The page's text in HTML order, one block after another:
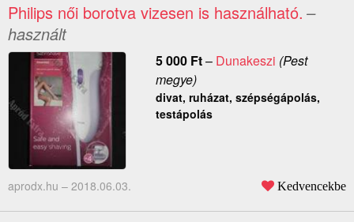
Philips női borotva vizesen is használható. –
használt
5 000 Ft– Dunakeszi (Pest
megye)
divat, ruházat, szépségápolás,
testápolás
aprodx.hu – 2018.06.03. Kedvencekbe